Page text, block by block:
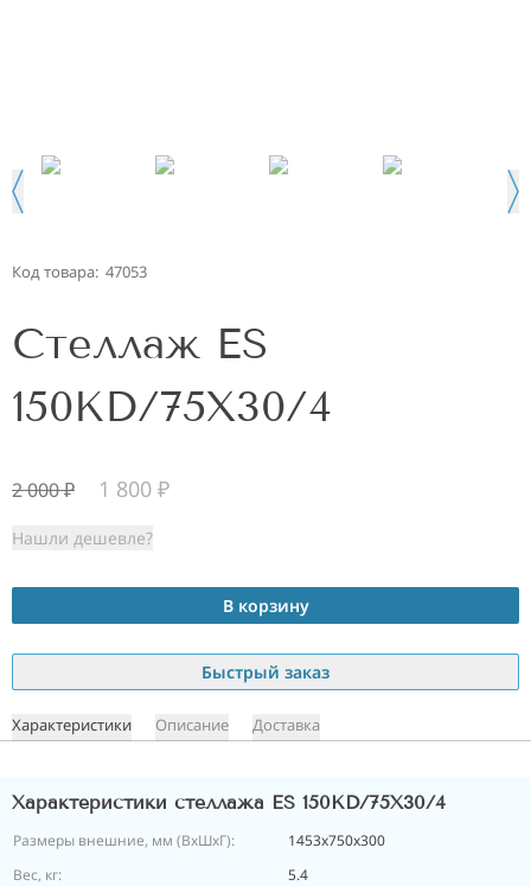
Код товара: 47053
Стеллаж ES
150KD/75Х30/4
2 000₽ 1 800 ₽
Нашли дешевле?
В корзину
Быстрый заказ
Характеристики Описание Доставка
Характеристики стеллажа ES 150KD/75Х30/4
Размеры внешние, мм (ВхШхГ):
1453x750x300
Вес, кг:
5.4